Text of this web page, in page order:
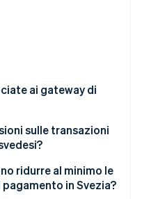
ai gateway di
sulle transazioni
ridurre al minimo le
in Svezia?